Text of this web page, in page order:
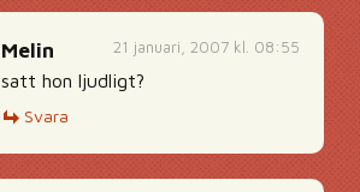
21 januari, 2007 kl. 08:55
Melin
satt hon ljudligt?
Svara